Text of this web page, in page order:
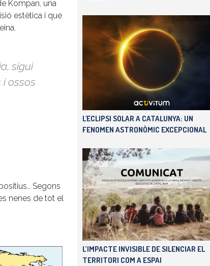
Kompan, una
estètica i que
sigui
ossos
Segons
nenes de tot el
L'ECLIPSI SOLAR A CATALUNYA: UN
FENOMEN ASTRONÒMIC EXCEPCIONAL
L’IMPACTE INVISIBLE DE SILENCIAR EL
TERRITORI COM A ESPAI